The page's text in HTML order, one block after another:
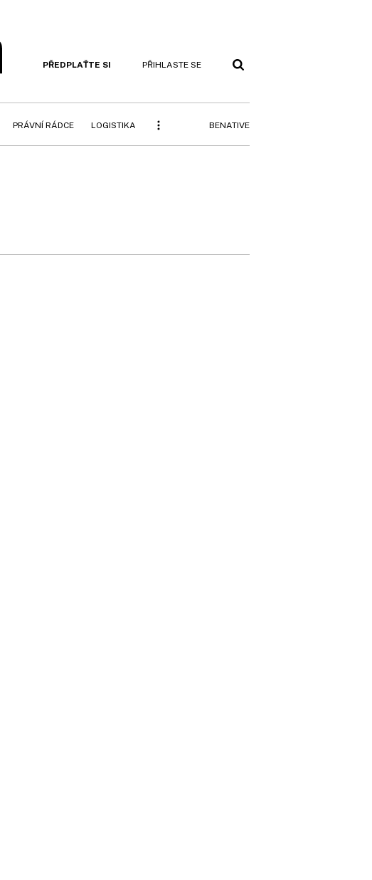
PŘEDPLAŤTE SI PŘIHLASTE SE
PRÁVNÍ RÁDCE LOGISTIKA BENATIVE